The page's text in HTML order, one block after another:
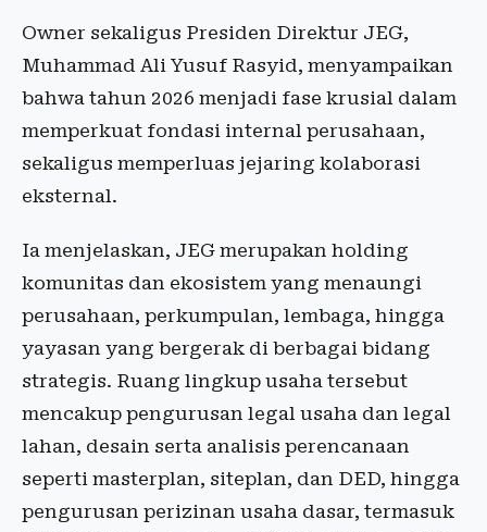
Owner sekaligus Presiden Direktur JEG,
Muhammad Ali Yusuf Rasyid, menyampaikan
bahwa tahun 2026 menjadi fase krusial dalam
memperkuat fondasi internal perusahaan,
sekaligus memperluas jejaring kolaborasi
eksternal.
Ia menjelaskan, JEG merupakan holding
komunitas dan ekosistem yang menaungi
perusahaan, perkumpulan, lembaga, hingga
yayasan yang bergerak di berbagai bidang
strategis. Ruang lingkup usaha tersebut
mencakup pengurusan legal usaha dan legal
lahan, desain serta analisis perencanaan
seperti masterplan, siteplan, dan DED, hingga
pengurusan perizinan usaha dasar, termasuk